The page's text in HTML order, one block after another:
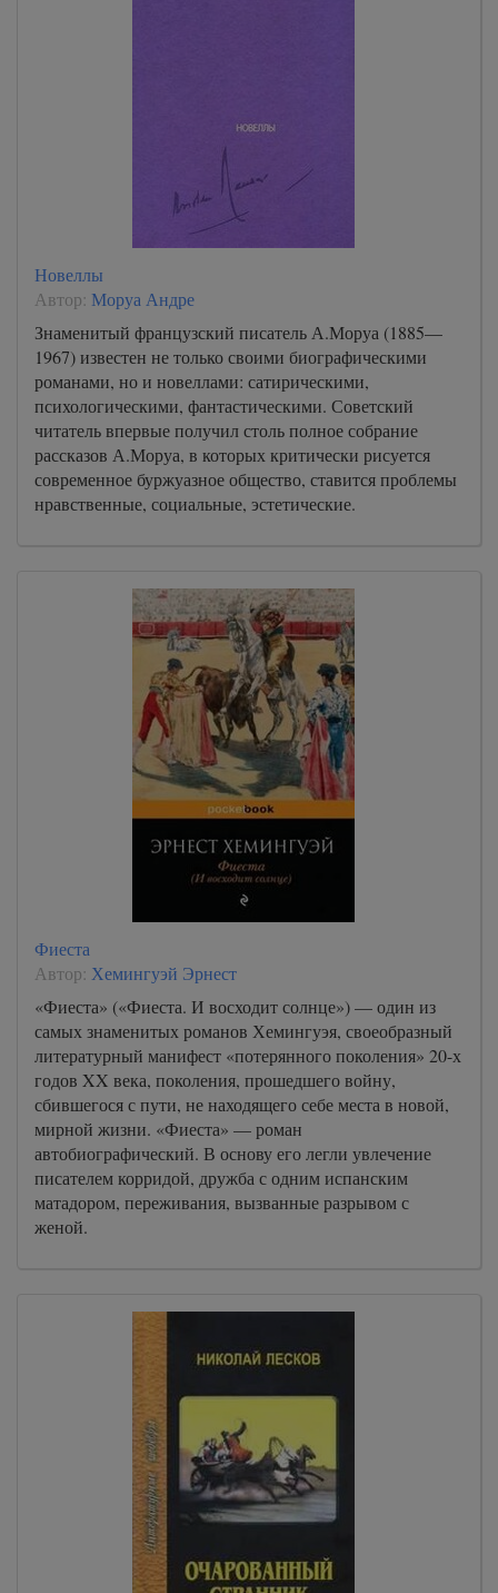
Новеллы
Автор: Моруа Андре
Знаменитый французский писатель А.Моруа (1885—
1967) известен не только своими биографическими
романами, но и новеллами: сатирическими,
психологическими, фантастическими. Советский
читатель впервые получил столь полное собрание
рассказов А.Моруа, в которых критически рисуется
современное буржуазное общество, ставится проблемы
нравственные, социальные, эстетические.
Фиеста
Автор: Хемингуэй Эрнест
«Фиеста» («Фиеста. И восходит солнце») — один из
самых знаменитых романов Хемингуэя, своеобразный
литературный манифест «потерянного поколения» 20-х
годов XX века, поколения, прошедшего войну,
сбившегося с пути, не находящего себе места в новой,
мирной жизни. «Фиеста» — роман
автобиографический. В основу его легли увлечение
писателем корридой, дружба с одним испанским
матадором, переживания, вызванные разрывом с
женой.